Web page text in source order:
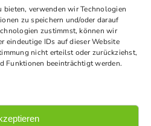
verwenden wir Technologien
zu speichern und/oder darauf
zustimmst, können wir
eindeutige IDs auf dieser Website
nicht erteilst oder zurückziehst,
Funktionen beeinträchtigt werden.
Online